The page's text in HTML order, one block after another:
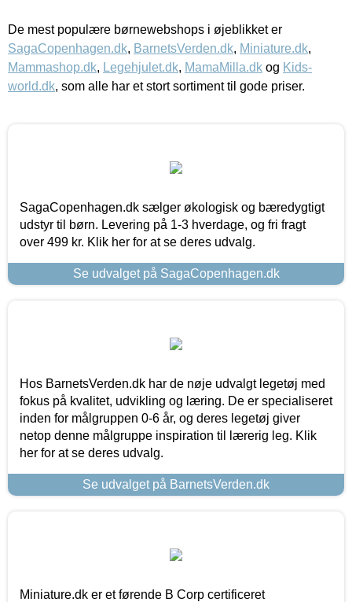
De mest populære børnewebshops i øjeblikket er
SagaCopenhagen.dk, BarnetsVerden.dk, Miniature.dk,
Mammashop.dk, Legehjulet.dk, MamaMilla.dk og Kids-
world.dk, som alle har et stort sortiment til gode priser.
SagaCopenhagen.dk sælger økologisk og bæredygtigt
udstyr til børn. Levering på 1-3 hverdage, og fri fragt
over 499 kr. Klik her for at se deres udvalg.
Se udvalget på SagaCopenhagen.dk
Hos BarnetsVerden.dk har de nøje udvalgt legetøj med
fokus på kvalitet, udvikling og læring. De er specialiseret
inden for målgruppen 0-6 år, og deres legetøj giver
netop denne målgruppe inspiration til lærerig leg. Klik
her for at se deres udvalg.
Se udvalget på BarnetsVerden.dk
Miniature.dk er et førende B Corp certificeret